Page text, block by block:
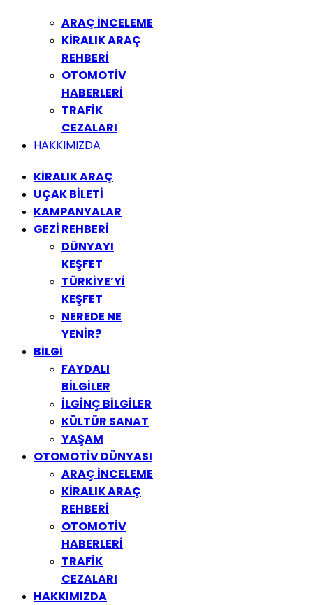
ARAÇ İNCELEME
KİRALIK ARAÇ
REHBERİ
OTOMOTİV
HABERLERİ
TRAFİK
CEZALARI
HAKKIMIZDA
KİRALIK ARAÇ
UÇAK BİLETİ
KAMPANYALAR
GEZİ REHBERİ
DÜNYAYI
KEŞFET
TÜRKİYE’Yİ
KEŞFET
NEREDE NE
YENİR?
BİLGİ
FAYDALI
BİLGİLER
İLGİNÇ BİLGİLER
KÜLTÜR SANAT
YAŞAM
OTOMOTİV DÜNYASI
ARAÇ İNCELEME
KİRALIK ARAÇ
REHBERİ
OTOMOTİV
HABERLERİ
TRAFİK
CEZALARI
HAKKIMIZDA